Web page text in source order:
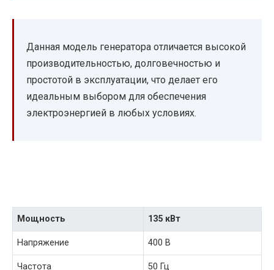
Данная модель генератора отличается высокой
производительностью, долговечностью и
простотой в эксплуатации, что делает его
идеальным выбором для обеспечения
электроэнергией в любых условиях.
Мощность 135 кВт
Напряжение 400 В
Частота 50 Гц